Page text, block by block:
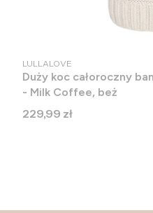
PRODUCENT
LULLALOVE
Duży koc całoroczny
- Milk Coffee, beż
Cena
229,99 zł